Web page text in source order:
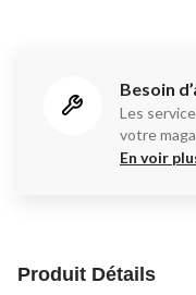
Besoin
Les
votre
En voir
Produit Détails